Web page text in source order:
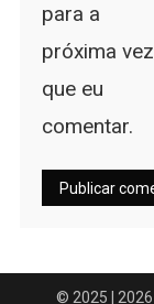
para a
próxima vez
que eu
comentar.